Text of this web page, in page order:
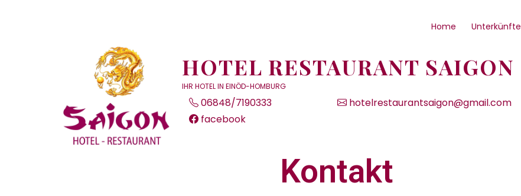
Home Unterkünfte
HOTEL RESTAURANT SAIGON
IHR HOTEL IN EINÖD-HOMBURG
06848/7190333
hotelrestaurantsaigon@gmail.com
facebook
Kontakt